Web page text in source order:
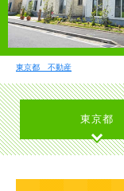
東京都 不動産
東京都